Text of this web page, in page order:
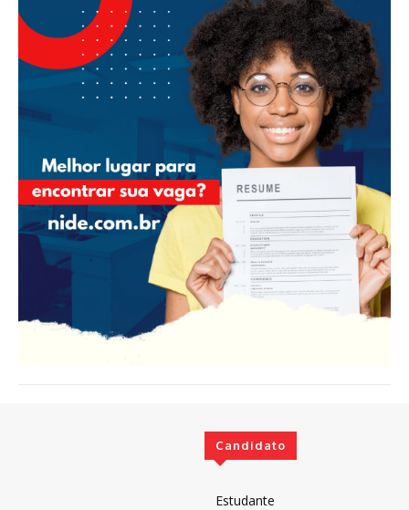
Candidato
Estudante